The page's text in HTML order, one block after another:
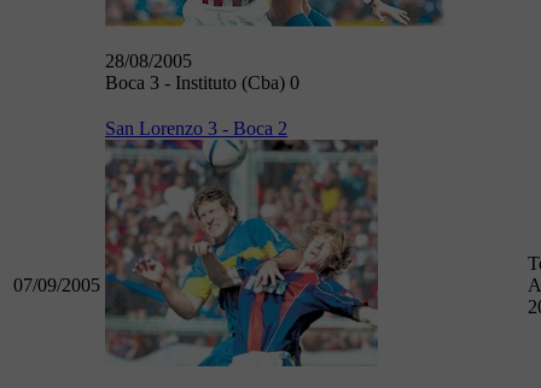
28/08/2005
Boca 3 - Instituto (Cba) 0
07/09/2005
San Lorenzo 3 - Boca 2